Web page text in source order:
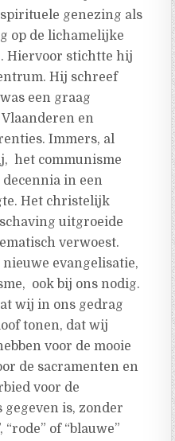
genezing als
op de lichamelijke
Hiervoor stichtte hij
Hij schreef
een graag
en
Immers, al
het communisme
in een
Het christelijk
uitgroeide
verwoest.
evangelisatie,
ook bij ons nodig.
wij in ons gedrag
tonen, dat wij
voor de mooie
de sacramenten en
voor de
gegeven is, zonder
of “blauwe”